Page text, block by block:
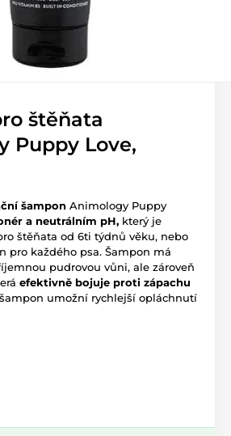
štěňata
Puppy Love,
šampon Animology Puppy
a neutrálním pH, který je
štěňata od 6ti týdnů věku, nebo
pro každého psa. Šampon má
pudrovou vůni, ale zároveň
efektivně bojuje proti zápachu
umožní rychlejší opláchnutí